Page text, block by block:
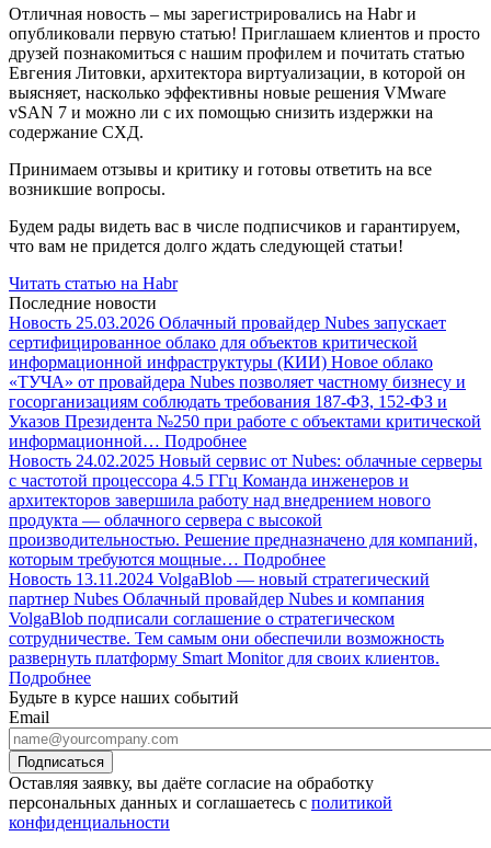
Отличная новость – мы зарегистрировались на Habr и
опубликовали первую статью! Приглашаем клиентов и просто
друзей познакомиться с нашим профилем и почитать статью
Евгения Литовки, архитектора виртуализации, в которой он
выясняет, насколько эффективны новые решения VMware
vSAN 7 и можно ли с их помощью снизить издержки на
содержание СХД.
Принимаем отзывы и критику и готовы ответить на все
возникшие вопросы.
Будем рады видеть вас в числе подписчиков и гарантируем,
что вам не придется долго ждать следующей статьи!
Читать статью на Habr
Последние новости
Новость 25.03.2026 Облачный провайдер Nubes запускает
сертифицированное облако для объектов критической
информационной инфраструктуры (КИИ) Новое облако
«ТУЧА» от провайдера Nubes позволяет частному бизнесу и
госорганизациям соблюдать требования 187-ФЗ, 152-ФЗ и
Указов Президента №250 при работе с объектами критической
информационной… Подробнее
Новость 24.02.2025 Новый сервис от Nubes: облачные серверы
с частотой процессора 4.5 ГГц Команда инженеров и
архитекторов завершила работу над внедрением нового
продукта — облачного сервера с высокой
производительностью. Решение предназначено для компаний,
которым требуются мощные… Подробнее
Новость 13.11.2024 VolgaBlob — новый стратегический
партнер Nubes Облачный провайдер Nubes и компания
VolgaBlob подписали соглашение о стратегическом
сотрудничестве. Тем самым они обеспечили возможность
развернуть платформу Smart Monitor для своих клиентов.
Подробнее
Будьте в курсе наших событий
Email
Оставляя заявку, вы даёте согласие на обработку
персональных данных и соглашаетесь с политикой
конфиденциальности